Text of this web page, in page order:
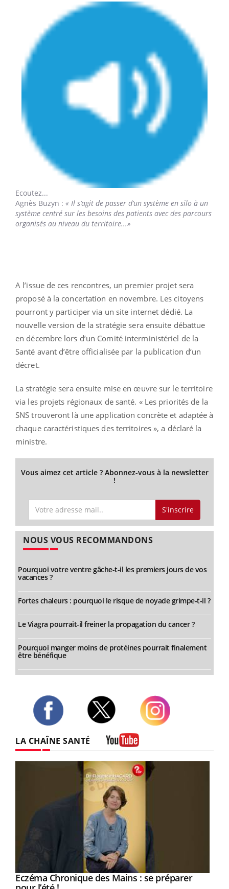
Ecoutez...
Agnès Buzyn : « Il s’agit de passer d’un système en silo à un
système centré sur les besoins des patients avec des parcours
organisés au niveau du territoire...»
A l’issue de ces rencontres, un premier projet sera
proposé à la concertation en novembre. Les citoyens
pourront y participer via un site internet dédié. La
nouvelle version de la stratégie sera ensuite débattue
en décembre lors d’un Comité interministériel de la
Santé avant d’être officialisée par la publication d‘un
décret.
La stratégie sera ensuite mise en œuvre sur le territoire
via les projets régionaux de santé. « Les priorités de la
SNS trouveront là une application concrète et adaptée à
chaque caractéristiques des territoires », a déclaré la
ministre.
Vous aimez cet article ? Abonnez-vous à la newsletter
!
S'inscrire
NOUS VOUS RECOMMANDONS
Pourquoi votre ventre gâche-t-il les premiers jours de vos
vacances ?
Fortes chaleurs : pourquoi le risque de noyade grimpe-t-il ?
Le Viagra pourrait-il freiner la propagation du cancer ?
Pourquoi manger moins de protéines pourrait finalement
être bénéfique
LA CHAÎNE SANTÉ
Youtube
Eczéma Chronique des Mains : se préparer